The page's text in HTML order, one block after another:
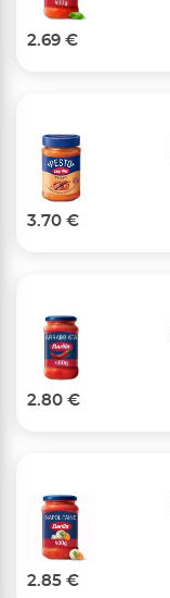
2.69 €
3.70 €
2.80 €
2.85 €